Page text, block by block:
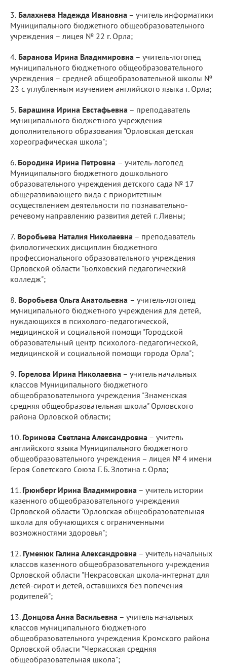
3. ​ Балахнева Надежда Ивановна – учитель информатики
Муниципального бюджетного общеобразовательного
учреждения – лицея № 22 г. Орла;
4.​ Баранова Ирина Владимировна – учитель-логопед
муниципального бюджетного общеобразовательного
учреждения – средней общеобразовательной школы №
23 с углубленным изучением английского языка г. Орла;
5.​ Барашина Ирина Евстафьевна – преподаватель
муниципального бюджетного учреждения
дополнительного образования "Орловская детская
хореографическая школа";
6.​ Бородина Ирина Петровна – учитель-логопед
Муниципального бюджетного дошкольного
образовательного учреждения детского сада № 17
общеразвивающего вида с приоритетным
осуществлением деятельности по познавательно-
речевому направлению развития детей г. Ливны;
7.​ Воробьева Наталия Николаевна – преподаватель
филологических дисциплин бюджетного
профессионального образовательного учреждения
Орловской области "Болховский педагогический
колледж";
8.​ Воробьева Ольга Анатольевна – учитель-логопед
муниципального бюджетного учреждения для детей,
нуждающихся в психолого-педагогической,
медицинской и социальной помощи "Городской
образовательный центр психолого-педагогической,
медицинской и социальной помощи города Орла";
9.​ Горелова Ирина Николаевна – учитель начальных
классов Муниципального бюджетного
общеобразовательного учреждения "Знаменская
средняя общеобразовательная школа" Орловского
района Орловской области;
10.​ Горинова Светлана Александровна – учитель
английского языка Муниципального бюджетного
общеобразовательного учреждения – лицея № 4 имени
Героя Советского Союза Г. Б. Злотина г. Орла;
11.​ Грюнберг Ирина Владимировна – учитель истории
казенного общеобразовательного учреждения
Орловской области "Орловская общеобразовательная
школа для обучающихся с ограниченными
возможностями здоровья";
12.​ Гуменюк Галина Александровна – учитель начальных
классов казенного общеобразовательного учреждения
Орловской области "Некрасовская школа-интернат для
детей-сирот и детей, оставшихся без попечения
родителей";
13.​Донцова Анна Васильевна – учитель начальных
классов муниципального бюджетного
общеобразовательного учреждения Кромского района
Орловской области "Черкасская средняя
общеобразовательная школа";